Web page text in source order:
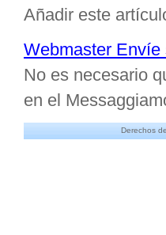
Añadir este
Webmaster
No es necesario
en el
Derechos